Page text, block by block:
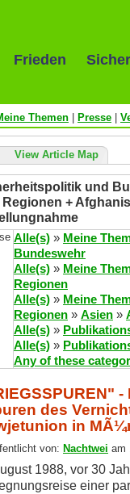
Frieden
Themen Presse
View Article Map
und
+
Alle(s) » Meine
Bundeswehr
Alle(s) » Meine
Regionen
Alle(s) » Meine
Regionen » Asien »
Alle(s) »
Alle(s) »
Any of these
des
in
von: Nachtwei am
1988, vor 30
einer